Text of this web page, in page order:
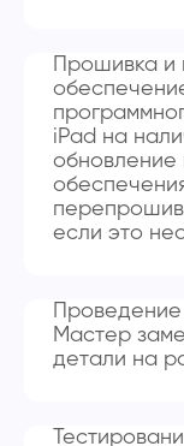
Прошивка
iPad на
обновление
если это
Мастер
детали на